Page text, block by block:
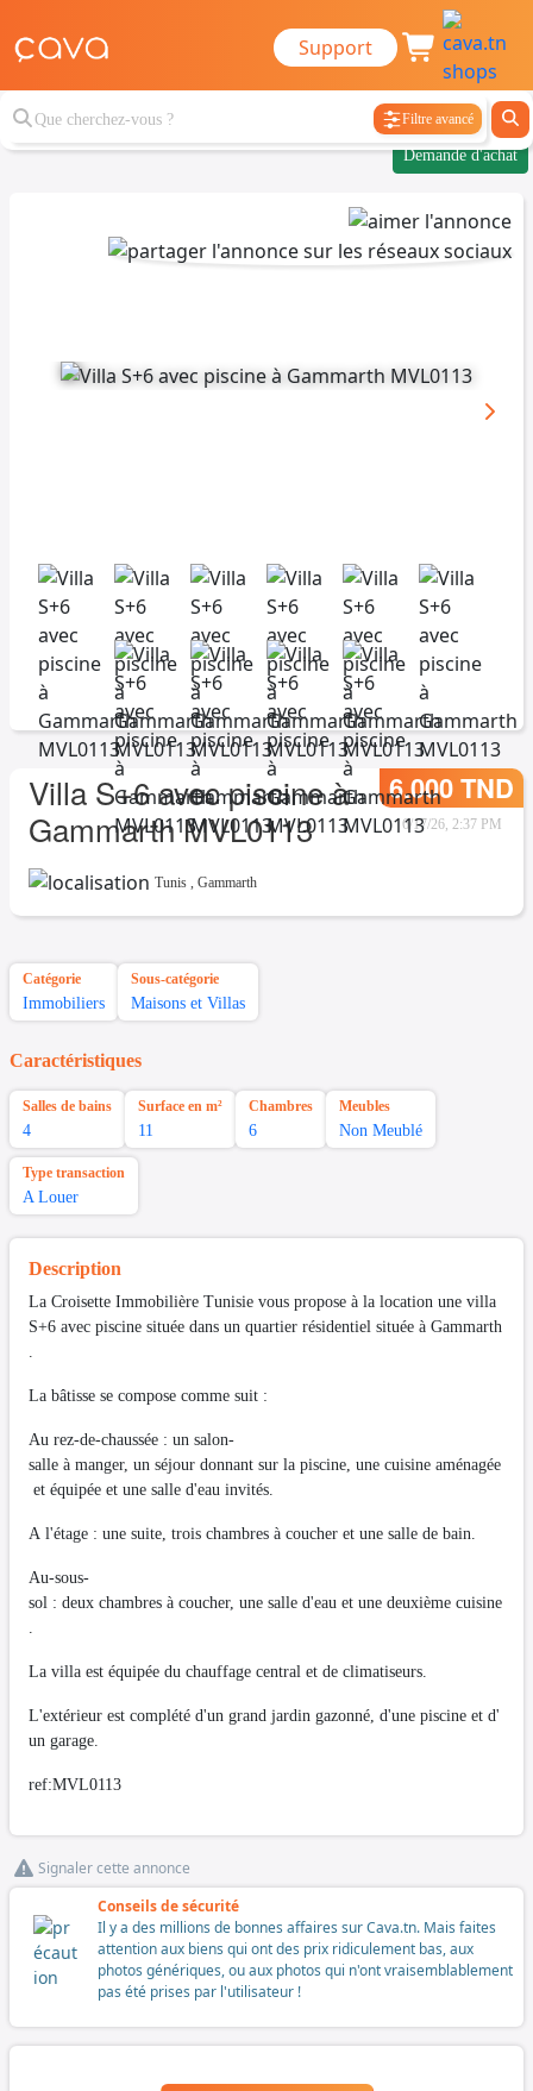
Support
Filtre avancé
Demande d'achat
Villa S+6 avec piscine à
Gammarth MVL0113
6.000 TND
6/17/26, 2:37 PM
Tunis , Gammarth
Catégorie
Immobiliers
Sous-catégorie
Maisons et Villas
Caractéristiques
Salles de bains
4
Surface en m²
11
Chambres
6
Meubles
Non Meublé
Type transaction
A Louer
Description
La Croisette Immobilière Tunisie vous propose à la location une villa
S+6 avec piscine située dans un quartier résidentiel située à Gammarth
La bâtisse se compose comme suit :
Au rez-de-chaussée : un salon-
salle à manger, un séjour donnant sur la piscine, une cuisine aménagée
et équipée et une salle d'eau invités.
A l'étage : une suite, trois chambres à coucher et une salle de bain.
Au-sous-
sol : deux chambres à coucher, une salle d'eau et une deuxième cuisine
La villa est équipée du chauffage central et de climatiseurs.
L'extérieur est complété d'un grand jardin gazonné, d'une piscine et d'
un garage.
ref:MVL0113
Signaler cette annonce
Conseils de sécurité
Il y a des millions de bonnes affaires sur Cava.tn. Mais faites
attention aux biens qui ont des prix ridiculement bas, aux
photos génériques, ou aux photos qui n'ont vraisemblablement
pas été prises par l'utilisateur !